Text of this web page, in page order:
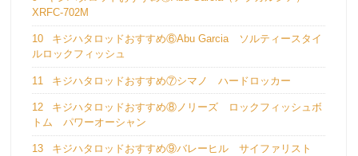
XRFC-702M
10
キジハタロッドおすすめ⑥Abu Garcia ソルティースタイ
ルロックフィッシュ
11 キジハタロッドおすすめ⑦シマノ ハードロッカー
12
キジハタロッドおすすめ⑧ノリーズ ロックフィッシュボ
トム パワーオーシャン
13
キジハタロッドおすすめ⑨バレーヒル サイファリスト